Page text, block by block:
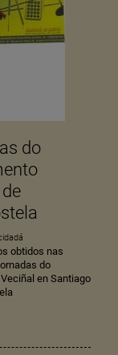
do
obtidos nas
do
en Santiago